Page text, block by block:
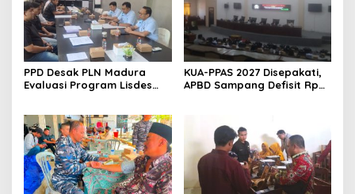
PPD Desak PLN Madura
Evaluasi Program Lisdes
KUA-PPAS 2027 Disepakati,
APBD Sampang Defisit Rp